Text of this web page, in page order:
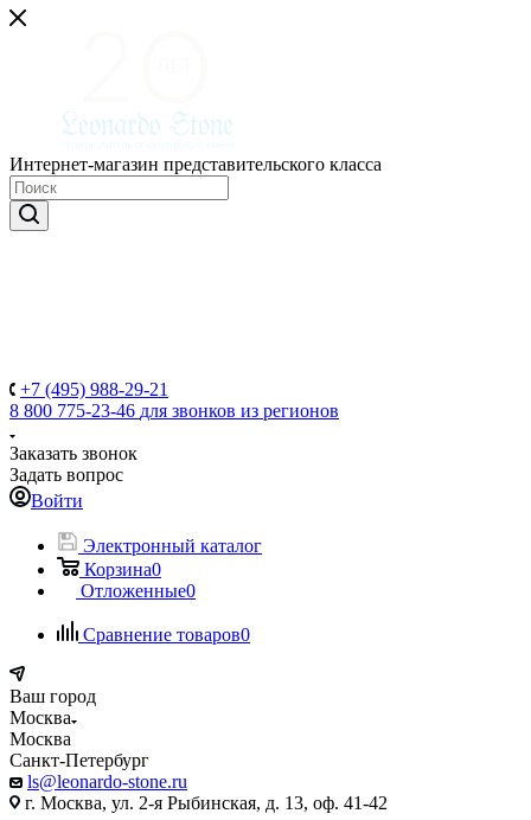
Интернет-магазин представительского класса
+7 (495) 988-29-21
8 800 775-23-46 для звонков из регионов
Заказать звонок
Задать вопрос
Войти
Электронный каталог
Корзина0
Отложенные0
Сравнение товаров0
Ваш город
Москва
Москва
Санкт-Петербург
ls@leonardo-stone.ru
г. Москва, ул. 2-я Рыбинская, д. 13, оф. 41-42